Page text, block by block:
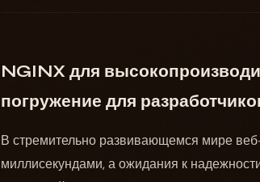
NGINX для
погружение для
В стремительно развивающемся мире
миллисекундами, а ожидания к